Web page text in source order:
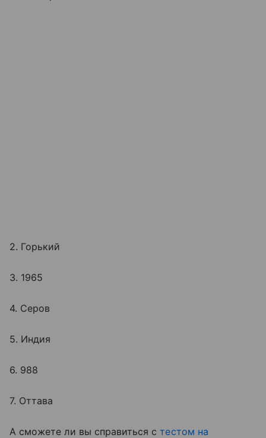
2. Горький
3. 1965
4. Серов
5. Индия
6. 988
7. Оттава
А сможете ли вы справиться стестом на